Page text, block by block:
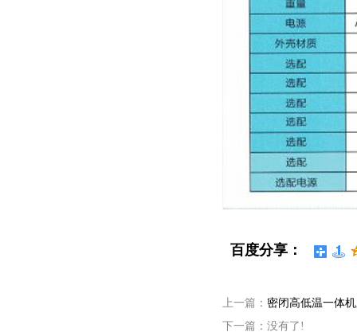
百度分享：
上一篇： 密闭高低温一体
下一篇：没有了!